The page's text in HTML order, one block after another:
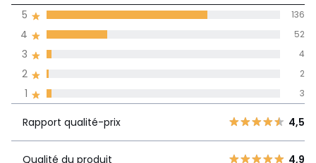
de moyenne
obtenue sur
3
4,5
1 3
2 2
3 4
4 52
5 136
Rapport qualité-prix 4,5
Qualité du produit 4,9